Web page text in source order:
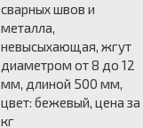
сварных швов и
металла,
невысыхающая, жгут
диаметром от 8 до 12
мм, длиной 500 мм,
цвет: бежевый, цена за
кг